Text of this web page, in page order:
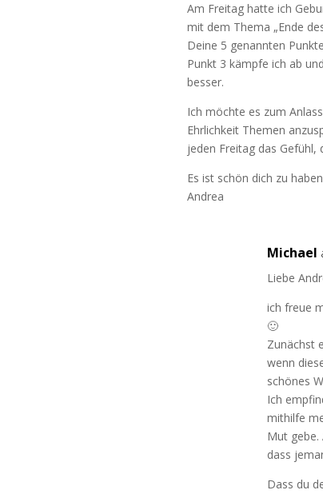
Am Freitag hatte ich
mit dem Thema „Ende
Deine 5 genannten
Punkt 3 kämpfe ich ab
besser.
Ich möchte es zum
Ehrlichkeit Themen
jeden Freitag das
Es ist schön dich zu
Andrea
Michael
Liebe
ich freue
🙂
Zunächst
wenn
schönes
Ich
mithilfe
Mut gebe.
dass
Dass du